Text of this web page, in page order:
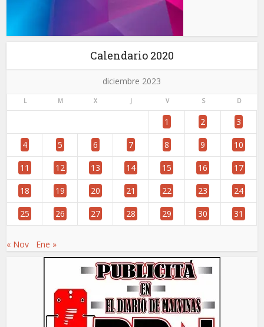
Calendario 2020
diciembre 2023
L M X J V S D
1 2 3
4 5 6 7 8 9 10
11 12 13 14 15 16 17
18 19 20 21 22 23 24
25 26 27 28 29 30 31
« Nov Ene »